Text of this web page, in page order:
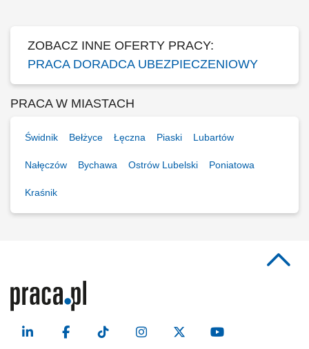
ZOBACZ INNE OFERTY PRACY:
PRACA DORADCA UBEZPIECZENIOWY
PRACA W MIASTACH
Świdnik Bełżyce Łęczna Piaski Lubartów
Nałęczów Bychawa Ostrów Lubelski Poniatowa
Kraśnik